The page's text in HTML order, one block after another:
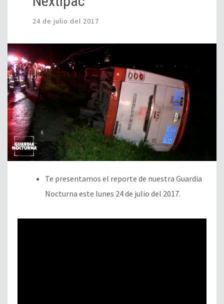
24 de julio del 2017
Te presentamos el reporte de nuestra Guardia
Nocturna este lunes 24 de julio del 2017.